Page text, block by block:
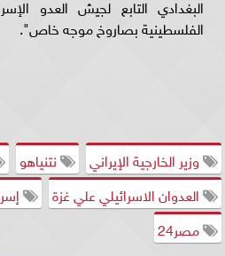
البغدادي التابع لجيش العدو
الفلسطينية بصاروخ موجه خاص".
وزير الخارجية الإيراني نتنياهو
العدوان الاسرائيلي علي غزة
مصر24